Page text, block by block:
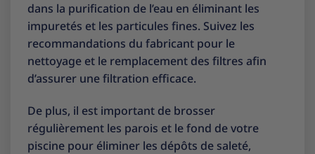
dans la purification de l’eau en éliminant les
impuretés et les particules fines. Suivez les
recommandations du fabricant pour le
nettoyage et le remplacement des filtres afin
d’assurer une filtration efficace.
De plus, il est important de brosser
régulièrement les parois et le fond de votre
piscine pour éliminer les dépôts de saleté,